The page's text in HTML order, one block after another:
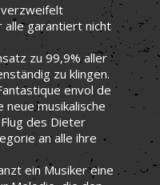
alle garantiert nicht
zu 99,9% aller
zu klingen.
envol de
neue musikalische
des Dieter
an alle ihre
ein Musiker eine